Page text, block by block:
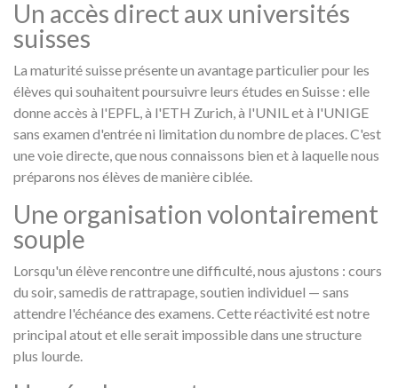
Un accès direct aux universités
suisses
La maturité suisse présente un avantage particulier pour les
élèves qui souhaitent poursuivre leurs études en Suisse : elle
donne accès à l'EPFL, à l'ETH Zurich, à l'UNIL et à l'UNIGE
sans examen d'entrée ni limitation du nombre de places. C'est
une voie directe, que nous connaissons bien et à laquelle nous
préparons nos élèves de manière ciblée.
Une organisation volontairement
souple
Lorsqu'un élève rencontre une difficulté, nous ajustons : cours
du soir, samedis de rattrapage, soutien individuel — sans
attendre l'échéance des examens. Cette réactivité est notre
principal atout et elle serait impossible dans une structure
plus lourde.